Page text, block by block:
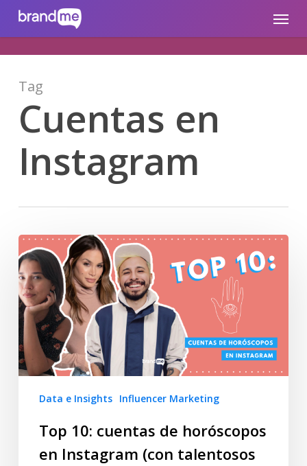
brandme.la Menu
Tag
Cuentas en
Instagram
Data e Insights Influencer Marketing
Top 10: cuentas de horóscopos
en Instagram (con talentosos